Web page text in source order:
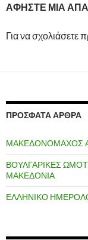
ΑΦΉΣΤΕ ΜΙΑ
Για να σχολιάσετε
ΠΡΌΣΦΑΤΑ ΆΡΘΡΑ
ΜΑΚΕΔΟΝΟΜΑΧΟΣ
ΒΟΥΛΓΑΡΙΚΕΣ
ΜΑΚΕΔΟΝΙΑ
ΕΛΛΗΝΙΚΟ